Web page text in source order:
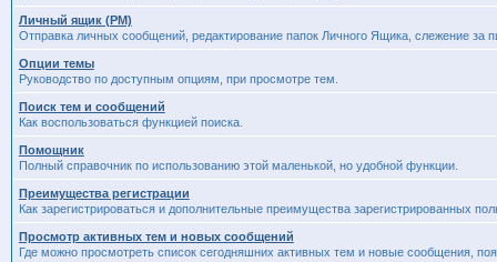
Личный ящик (PM)
Отправка личных сообщений, редактирование папок Личного Ящика, слежение за
Опции темы
Руководство по доступным опциям, при просмотре тем.
Поиск тем и сообщений
Как воспользоваться функцией поиска.
Помощник
Полный справочник по использованию этой маленькой, но удобной функции.
Преимущества регистрации
Как зарегистрироваться и дополнительные преимущества зарегистрированных
Просмотр активных тем и новых сообщений
Где можно просмотреть список сегодняшних активных тем и новые сообщения,